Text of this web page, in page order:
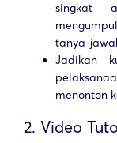
singkat
tanya-
Jadikan
menonton
2. Video